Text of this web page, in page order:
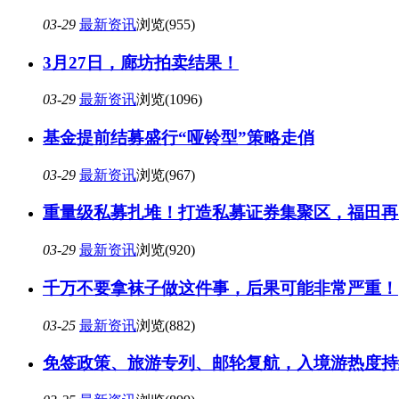
03-29 最新资讯浏览(955)
3月27日，廊坊拍卖结果！
03-29 最新资讯浏览(1096)
基金提前结募盛行“哑铃型”策略走俏
03-29 最新资讯浏览(967)
重量级私募扎堆！打造私募证券集聚区，福田
03-29 最新资讯浏览(920)
千万不要拿袜子做这件事，后果可能非常严重！
03-25 最新资讯浏览(882)
免签政策、旅游专列、邮轮复航，入境游热度